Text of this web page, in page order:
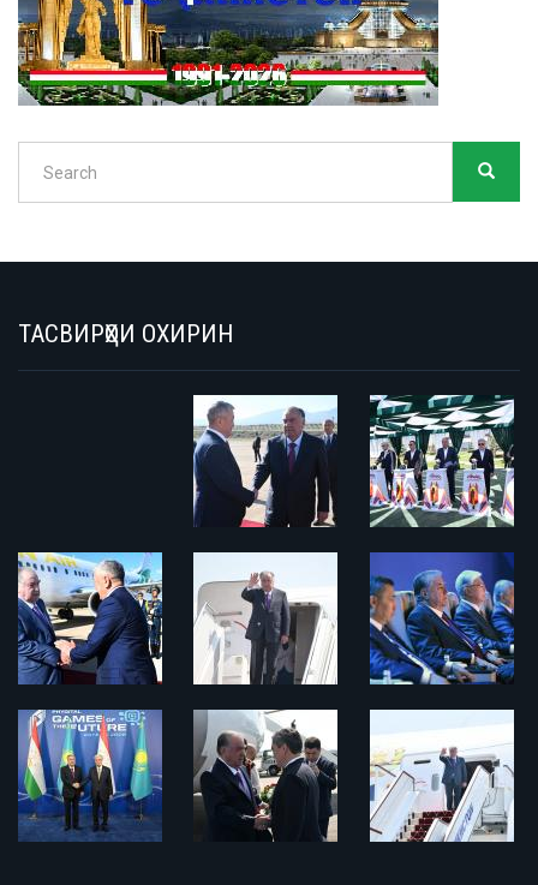
Search
ТАСВИРҲОИ ОХИРИН